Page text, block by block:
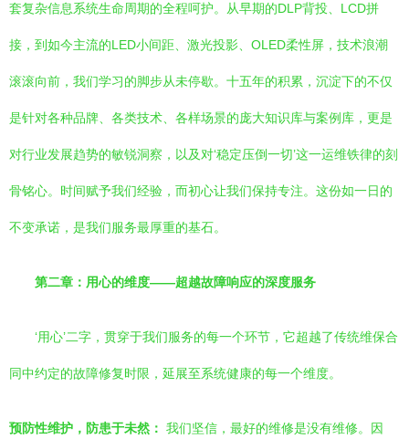
套复杂信息系统生命周期的全程呵护。从早期的DLP背投、LCD拼
接，到如今主流的LED小间距、激光投影、OLED柔性屏，技术浪潮
滚滚向前，我们学习的脚步从未停歇。十五年的积累，沉淀下的不仅
是针对各种品牌、各类技术、各样场景的庞大知识库与案例库，更是
对行业发展趋势的敏锐洞察，以及对‘稳定压倒一切’这一运维铁律的刻
骨铭心。时间赋予我们经验，而初心让我们保持专注。这份如一日的
不变承诺，是我们服务最厚重的基石。
第二章：用心的维度——超越故障响应的深度服务
‘用心’二字，贯穿于我们服务的每一个环节，它超越了传统维保合
同中约定的故障修复时限，延展至系统健康的每一个维度。
预防性维护，防患于未然： 我们坚信，最好的维修是没有维修。因